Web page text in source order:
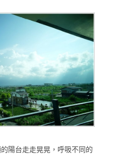
陽台走走晃晃，呼吸不同的